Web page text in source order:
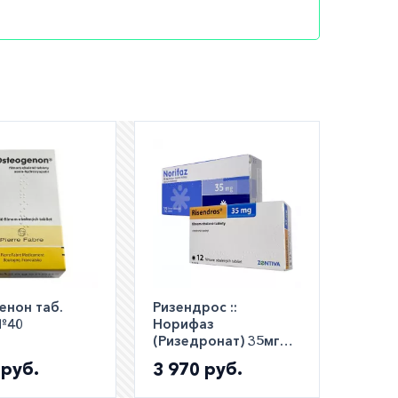
таб.
Ризендрос ::
Норифаз
(Ризедронат) 35мг
3 970 руб.